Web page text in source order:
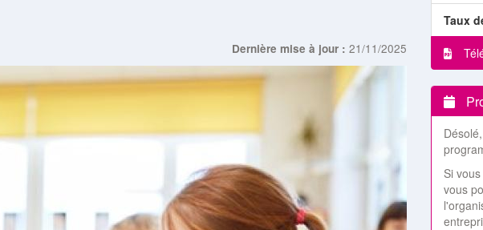
Dernière mise à jour : 21/11/2025
Taux
Si
vous